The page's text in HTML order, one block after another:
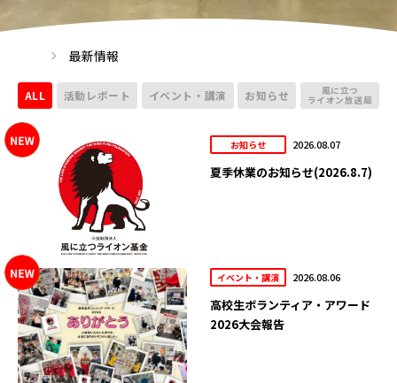
最新情報
ALL 活動レポート イベント・講演 お知らせ 風に立つ
ライオン放送局
お知らせ 2026.08.07
夏季休業のお知らせ(2026.8.7)
イベント・講演 2026.08.06
高校生ボランティア・アワード
2026大会報告